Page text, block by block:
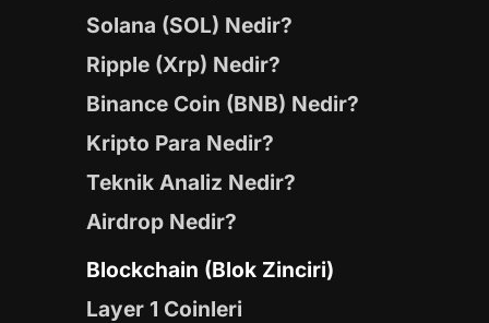
Solana (SOL) Nedir?
Ripple (Xrp) Nedir?
Binance Coin (BNB) Nedir?
Kripto Para Nedir?
Teknik Analiz Nedir?
Airdrop Nedir?
Blockchain (Blok Zinciri)
Layer 1 Coinleri